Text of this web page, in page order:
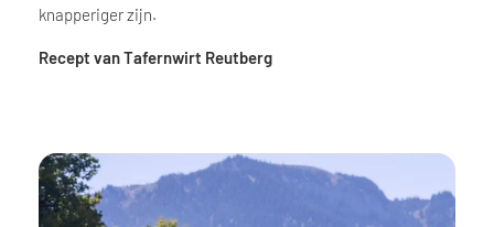
knapperiger zijn.
Recept van Tafernwirt Reutberg